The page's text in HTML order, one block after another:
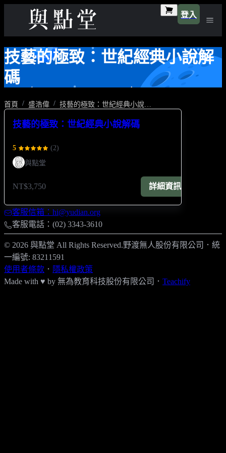
登入
技藝的極致：世紀經典小說解
碼
首頁 盛浩偉
技藝的極致：世紀經典小說解碼
5 (2)
與點堂
NT$3,750 詳細資訊
客服信箱：hi@yudian.org
客服電話：(02) 3343-3610
© 2026 與點堂 All Rights Reserved.野渡無人股份有限公司 ． 統
一編號: 83211591
使用者條款 ． 隱私權政策
Made with ♥ by 無為教育科技股份有限公司． Teachify